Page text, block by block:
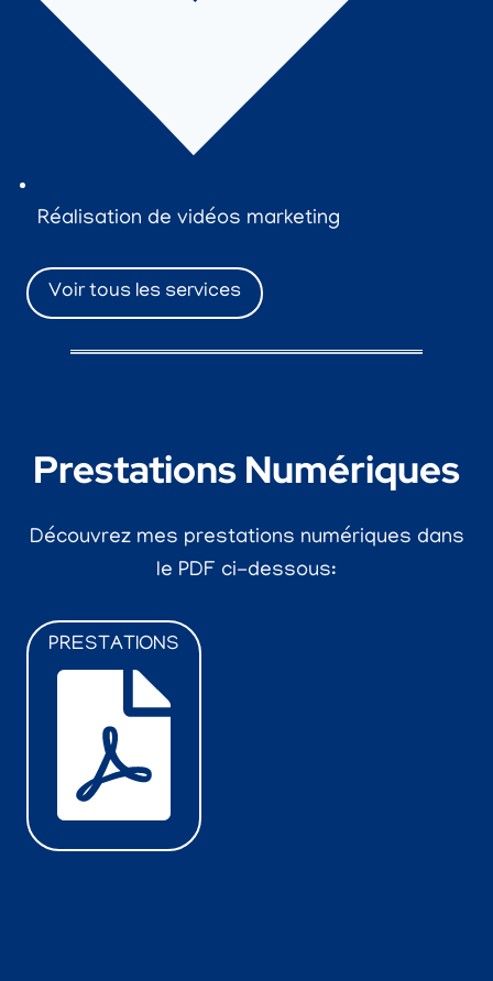
Réalisation de vidéos marketing
Voir tous les services
Prestations Numériques
Découvrez mes prestations numériques dans
le PDF ci-dessous:
PRESTATIONS